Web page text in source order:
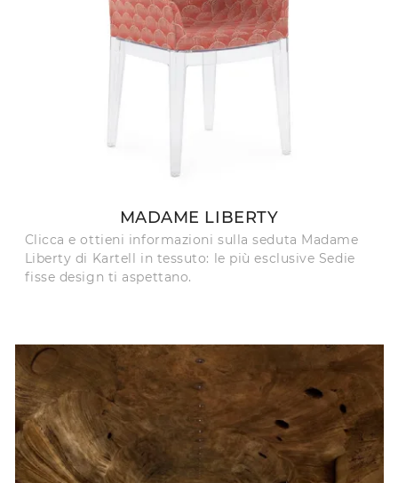
MADAME LIBERTY
Clicca e ottieni informazioni sulla seduta Madame
Liberty di Kartell in tessuto: le più esclusive Sedie
fisse design ti aspettano.